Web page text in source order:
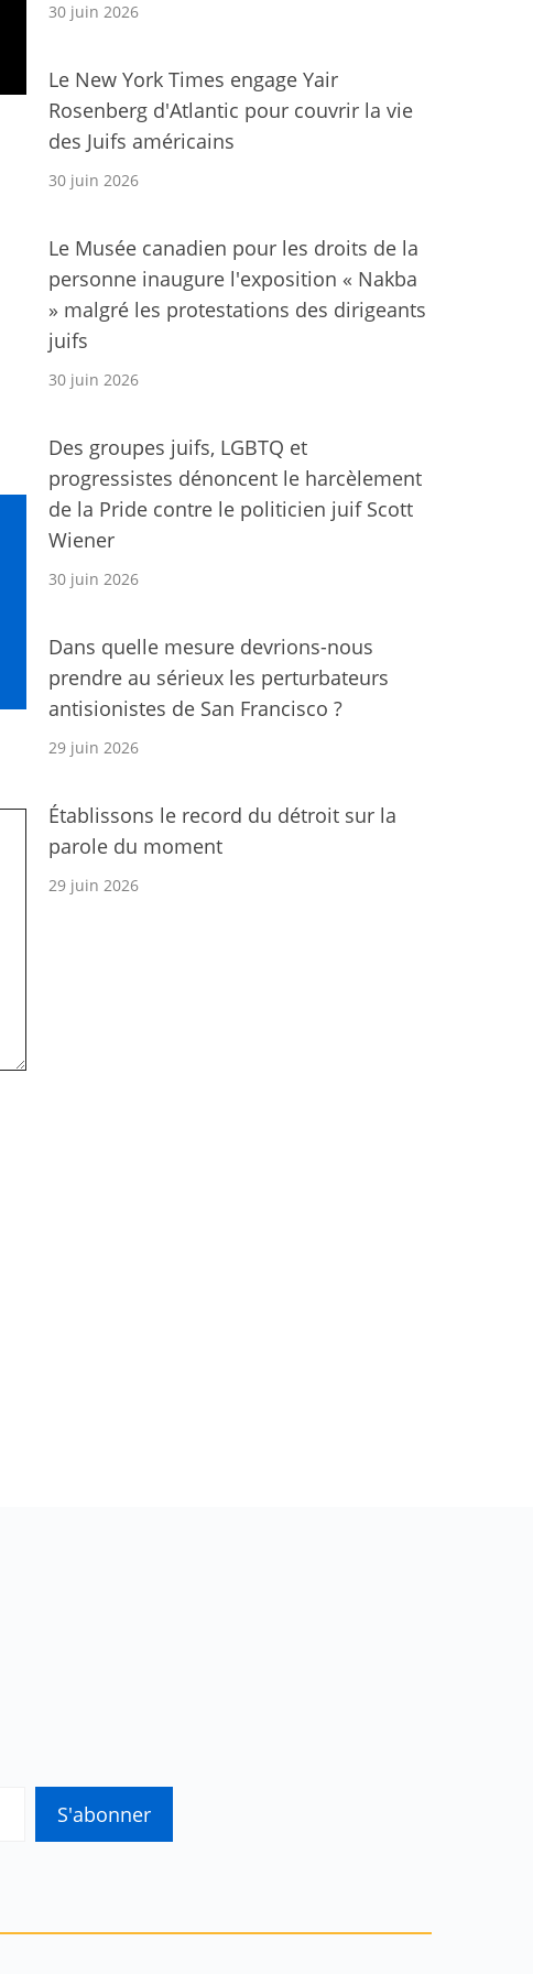
30 juin 2026
Le New York Times engage Yair
Rosenberg d'Atlantic pour couvrir la vie
des Juifs américains
30 juin 2026
Le Musée canadien pour les droits de la
personne inaugure l'exposition « Nakba
» malgré les protestations des dirigeants
juifs
30 juin 2026
Des groupes juifs, LGBTQ et
progressistes dénoncent le harcèlement
de la Pride contre le politicien juif Scott
Wiener
30 juin 2026
Dans quelle mesure devrions-nous
prendre au sérieux les perturbateurs
antisionistes de San Francisco ?
29 juin 2026
Établissons le record du détroit sur la
parole du moment
29 juin 2026